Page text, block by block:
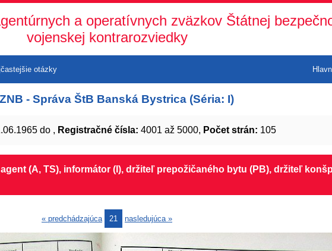
a operatívnych zväzkov Štátnej
vojenskej kontrarozviedky
otázky
- Správa ŠtB Banská Bystrica (Séria: I)
do , Registračné čísla: 4001 až 5000, Počet strán: 105
(A, TS), informátor (I), držiteľ prepožičaného bytu (PB), držiteľ
« predchádzajúca 21 nasledujúca »